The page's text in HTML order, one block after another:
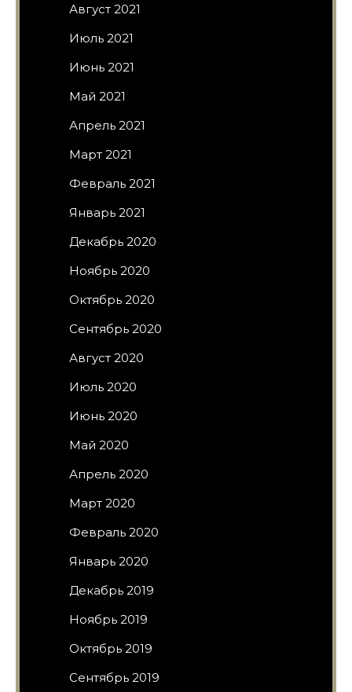
Август 2021
Июль 2021
Июнь 2021
Май 2021
Апрель 2021
Март 2021
Февраль 2021
Январь 2021
Декабрь 2020
Ноябрь 2020
Октябрь 2020
Сентябрь 2020
Август 2020
Июль 2020
Июнь 2020
Май 2020
Апрель 2020
Март 2020
Февраль 2020
Январь 2020
Декабрь 2019
Ноябрь 2019
Октябрь 2019
Сентябрь 2019